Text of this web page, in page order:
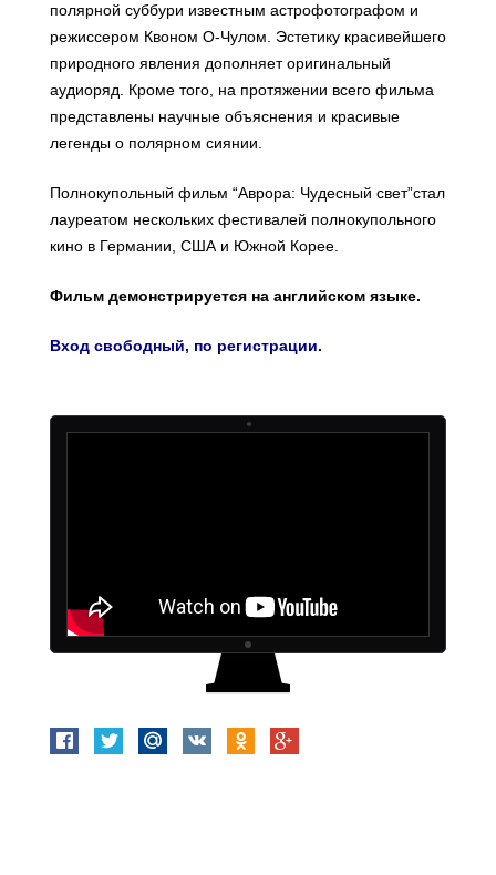
полярной суббури известным астрофотографом и
режиссером Квоном О-Чулом. Эстетику красивейшего
природного явления дополняет оригинальный
аудиоряд. Кроме того, на протяжении всего фильма
представлены научные объяснения и красивые
легенды о полярном сиянии.
Полнокупольный фильм “Аврора: Чудесный свет”стал
лауреатом нескольких фестивалей полнокупольного
кино в Германии, США и Южной Корее.
Фильм демонстрируется на английском языке.
Вход свободный, по регистрации.